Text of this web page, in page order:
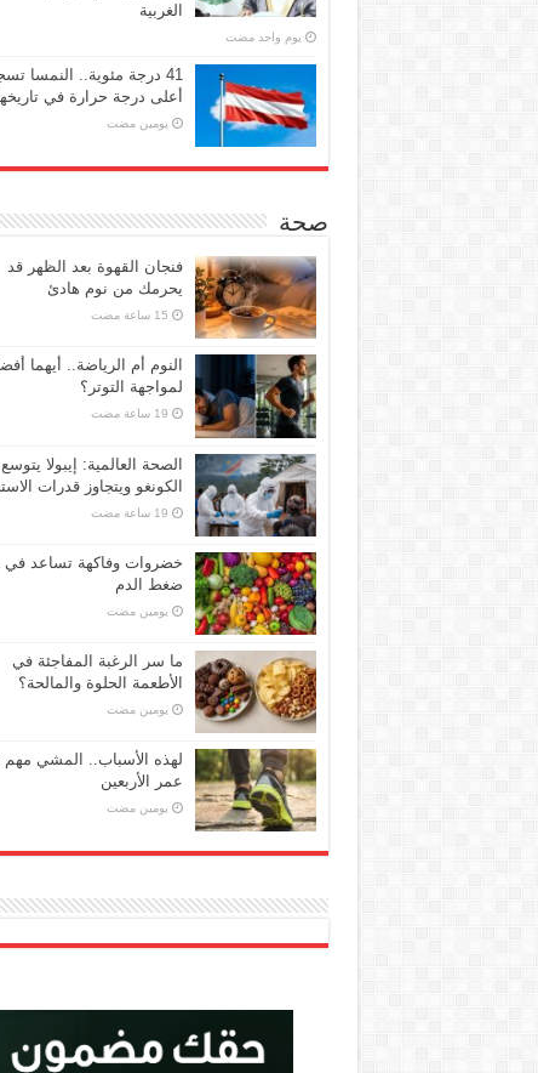
الغربية
‏يوم واحد مضت
41 درجة مئوية.. النمسا
أعلى درجة حرارة في
‏يومين مضت
صحة
فنجان القهوة بعد الظهر قد
يحرمك من نوم هادئ
النوم أم الرياضة.. أيهما
لمواجهة التوتر؟
الصحة العالمية: إيبولا
الكونغو ويتجاوز قدرات
خضروات وفاكهة تساعد
ضغط الدم
‏يومين مضت
ما سر الرغبة المفاجئة في
الأطعمة الحلوة والمالحة؟
‏يومين مضت
لهذه الأسباب.. المشي
عمر الأربعين
‏يومين مضت